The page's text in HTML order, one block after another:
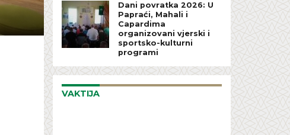
Dani povratka 2026: U
Papraći, Mahali i
Capardima
organizovani vjerski i
sportsko-kulturni
programi
VAKTIJA